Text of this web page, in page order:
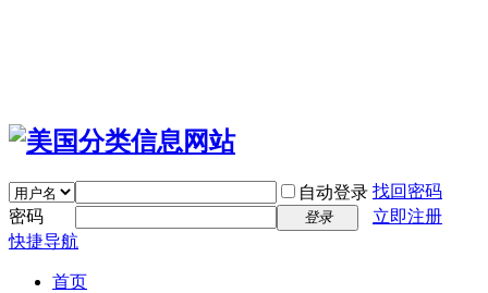
自动登录 找回密码
密码
登录
立即注册
快捷导航
首页